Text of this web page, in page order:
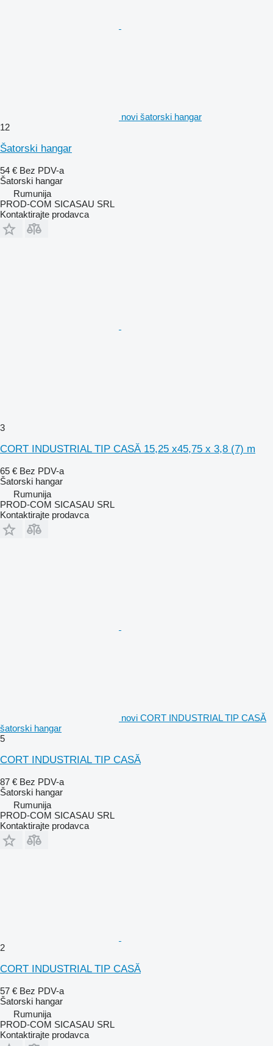
novi šatorski hangar
12
Šatorski hangar
54 € Bez PDV-a
Šatorski hangar
Rumunija
PROD-COM SICASAU SRL
Kontaktirajte prodavca
3
CORT INDUSTRIAL TIP CASĂ 15,25 x45,75 x 3,8 (7) m
65 € Bez PDV-a
Šatorski hangar
Rumunija
PROD-COM SICASAU SRL
Kontaktirajte prodavca
novi CORT INDUSTRIAL TIP CASĂ
šatorski hangar
5
CORT INDUSTRIAL TIP CASĂ
87 € Bez PDV-a
Šatorski hangar
Rumunija
PROD-COM SICASAU SRL
Kontaktirajte prodavca
2
CORT INDUSTRIAL TIP CASĂ
57 € Bez PDV-a
Šatorski hangar
Rumunija
PROD-COM SICASAU SRL
Kontaktirajte prodavca